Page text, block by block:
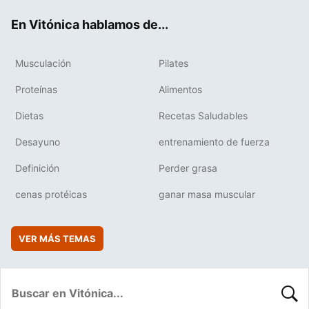
En Vitónica hablamos de...
Musculación Pilates
Proteínas Alimentos
Dietas Recetas Saludables
Desayuno entrenamiento de fuerza
Definición Perder grasa
cenas protéicas ganar masa muscular
VER MÁS TEMAS